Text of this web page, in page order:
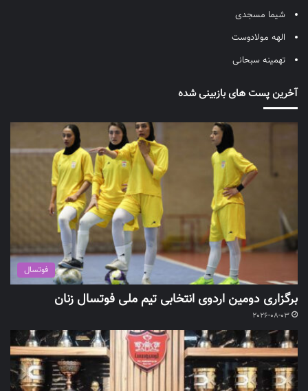
شیما مسجدی
الهه مولادوست
تهمینه سبحانی
آخرین پست های بازبینی شده
فوتسال
برگزاری دومین اردوی انتخابی تیم ملی فوتسال زنان
2026-08-03